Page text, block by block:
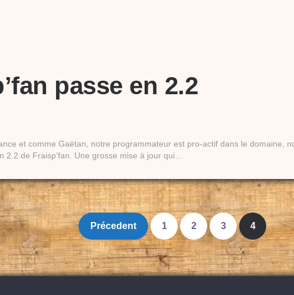
passe en 2.2
et comme Gaëtan, notre programmateur est pro-actif dans le domaine,
2.2 de Fraisp’fan. Une grosse mise à jour qui…
Précedent 1 2 3 4